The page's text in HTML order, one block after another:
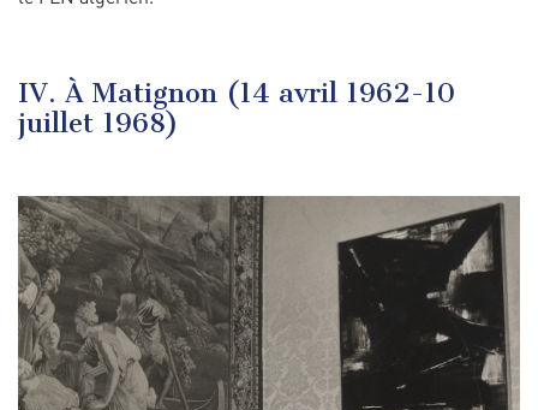
IV. À Matignon (14 avril 1962-10
juillet 1968)